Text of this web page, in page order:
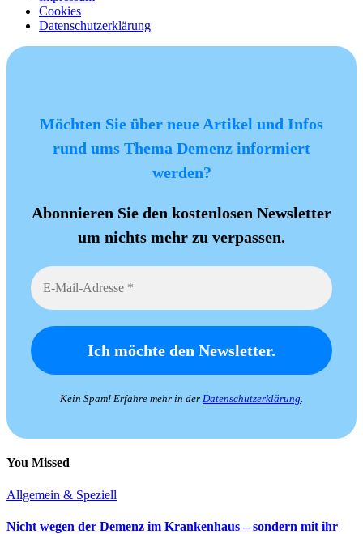
Cookies
Datenschutzerklärung
Möchten Sie über neue Artikel und Infos
rund ums Thema Demenz informiert
werden?
Abonnieren Sie den kostenlosen Newsletter
um nichts mehr zu verpassen.
Kein Spam! Erfahre mehr in der Datenschutzerklärung.
You Missed
Allgemein & Speziell
Nicht wegen der Demenz im Krankenhaus – sondern mit ihr